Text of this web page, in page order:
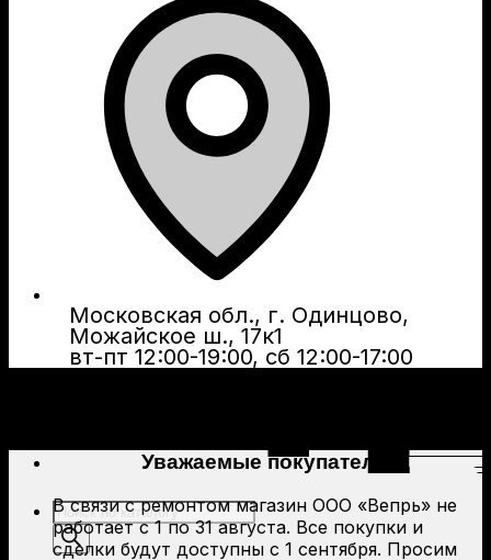
Московская обл., г. Одинцово,
Можайское ш., 17к1
вт-пт 12:00-19:00, сб 12:00-17:00
Поиск
товаров
Уважаемые покупатели!
В связи с ремонтом магазин ООО «Вепрь» не
работает с 1 по 31 августа. Все покупки и
сделки будут доступны с 1 сентября. Просим